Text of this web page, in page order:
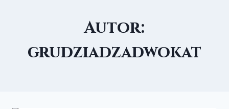
Autor:
grudziadzadwokat